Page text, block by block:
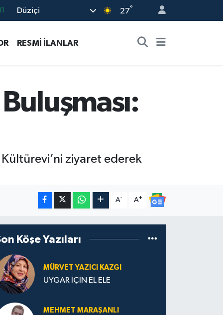
Düziçi 27°
RESMİ İLANLAR
ziyaret ederek
A- A+
Köşe Yazıları
MÜRVET YAZICI KAZGI
UYGAR İÇİN EL ELE
MEHMET MARAŞANLI